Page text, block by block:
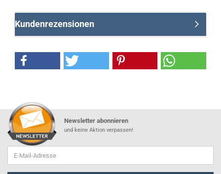
Kundenrezensionen
Newsletter abonnieren
und keine Aktion verpassen!